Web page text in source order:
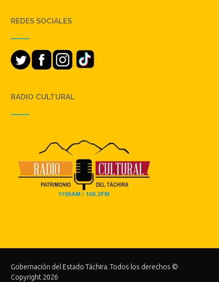
REDES SOCIALES
RADIO CULTURAL
Gobernación del Estado Táchira. Todos los derechos ©
Copyright 2026